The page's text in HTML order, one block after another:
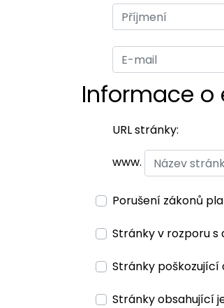
Informace o
URL stránky:
www.
Porušení zákonů
Stránky v rozporu
Stránky
Stránky obsahující